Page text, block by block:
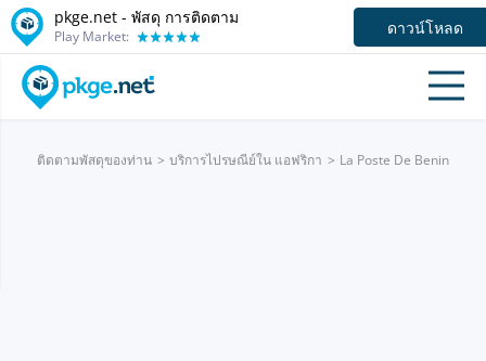
pkge.net - พัสดุ การติดตาม
Play Market: ดาวน์โหลด
ติดตามพัสดุของท่าน บริการไปรษณีย์ใน แอฟริกา La Poste De Benin